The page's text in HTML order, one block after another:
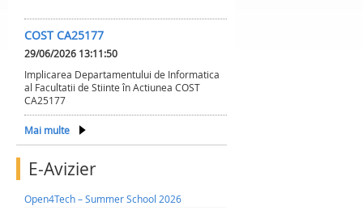
COST CA25177
29/06/2026 13:11:50
Implicarea Departamentului de Informatica
al Facultatii de Stiinte în Actiunea COST
CA25177
Mai multe
E-Avizier
Open4Tech – Summer School 2026